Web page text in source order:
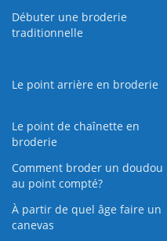
Débuter une broderie
traditionnelle
Le point arrière en broderie
Le point de chaînette en
broderie
Comment broder un doudou
au point compté?
À partir de quel âge faire un
canevas